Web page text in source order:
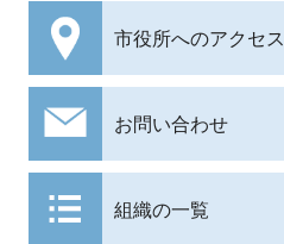
市役所へのアクセス
お問い合わせ
組織の一覧